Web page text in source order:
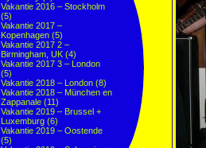
Vakantie 2016 – Stockholm
(5)
Vakantie 2017 –
Kopenhagen (5)
Vakantie 2017 2 –
Birmingham, UK (4)
Vakantie 2017 3 – London
(5)
Vakantie 2018 – London (8)
Vakantie 2018 – München en
Zappanale (11)
Vakantie 2019 – Brussel +
Luxemburg (6)
Vakantie 2019 – Oostende
(5)